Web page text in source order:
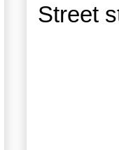
Street